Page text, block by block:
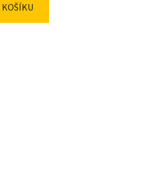
KOŠÍKU